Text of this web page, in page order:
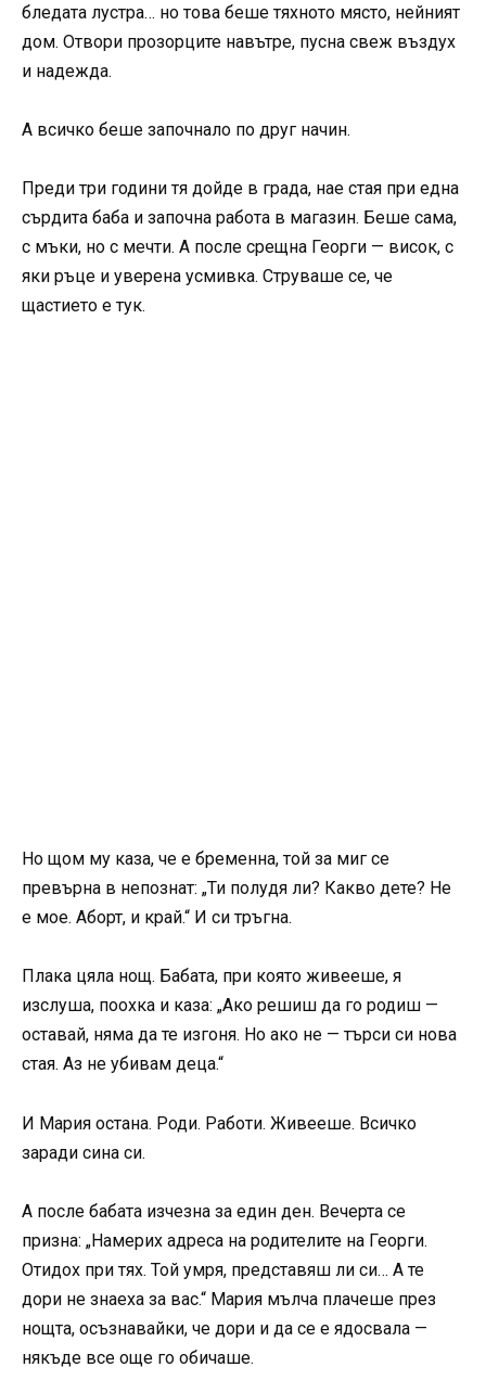
бледата лустра… но това беше тяхното място, нейният
дом. Отвори прозорците навътре, пусна свеж въздух
и надежда.
А всичко беше започнало по друг начин.
Преди три години тя дойде в града, нае стая при една
сърдита баба и започна работа в магазин. Беше сама,
с мъки, но с мечти. А после срещна Георги — висок, с
яки ръце и уверена усмивка. Струваше се, че
щастието е тук.
Но щом му каза, че е бременна, той за миг се
превърна в непознат: „Ти полудя ли? Какво дете? Не
е мое. Аборт, и край.“ И си тръгна.
Плака цяла нощ. Бабата, при която живееше, я
изслуша, поохка и каза: „Ако решиш да го родиш —
оставай, няма да те изгоня. Но ако не — търси си нова
стая. Аз не убивам деца.“
И Мария остана. Роди. Работи. Живееше. Всичко
заради сина си.
А после бабата изчезна за един ден. Вечерта се
призна: „Намерих адреса на родителите на Георги.
Отидох при тях. Той умря, представяш ли си… А те
дори не знаеха за вас.“ Мария мълча плачеше през
нощта, осъзнавайки, че дори и да се е ядосвала —
някъде все още го обичаше.